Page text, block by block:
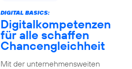
DIGITAL BASICS:
Digitalkompetenzen
für alle schaffen
Chancengleichheit
Mit der unternehmensweiten